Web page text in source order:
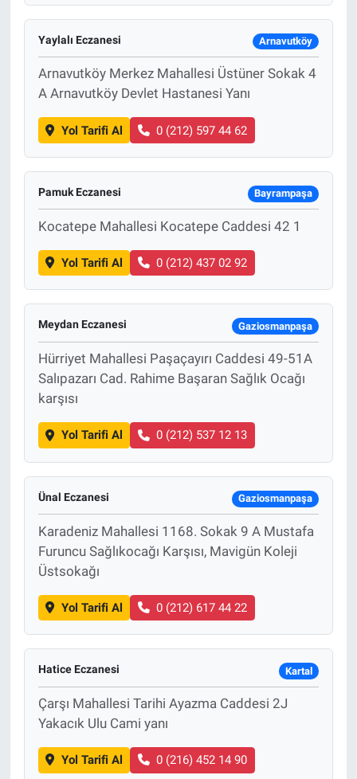
Yaylalı Eczanesi Arnavutköy
Arnavutköy Merkez Mahallesi Üstüner Sokak 4
A Arnavutköy Devlet Hastanesi Yanı
Yol Tarifi Al 0 (212) 597 44 62
Pamuk Eczanesi Bayrampaşa
Kocatepe Mahallesi Kocatepe Caddesi 42 1
Yol Tarifi Al 0 (212) 437 02 92
Meydan Eczanesi Gaziosmanpaşa
Hürriyet Mahallesi Paşaçayırı Caddesi 49-51A
Salıpazarı Cad. Rahime Başaran Sağlık Ocağı
karşısı
Yol Tarifi Al 0 (212) 537 12 13
Ünal Eczanesi Gaziosmanpaşa
Karadeniz Mahallesi 1168. Sokak 9 A Mustafa
Furuncu Sağlıkocağı Karşısı, Mavigün Koleji
Üstsokağı
Yol Tarifi Al 0 (212) 617 44 22
Hatice Eczanesi Kartal
Çarşı Mahallesi Tarihi Ayazma Caddesi 2J
Yakacık Ulu Cami yanı
Yol Tarifi Al 0 (216) 452 14 90